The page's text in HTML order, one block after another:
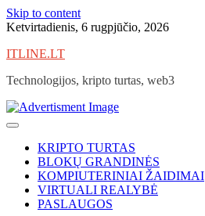
Skip to content
Ketvirtadienis, 6 rugpjūčio, 2026
ITLINE.LT
Technologijos, kripto turtas, web3
KRIPTO TURTAS
BLOKŲ GRANDINĖS
KOMPIUTERINIAI ŽAIDIMAI
VIRTUALI REALYBĖ
PASLAUGOS